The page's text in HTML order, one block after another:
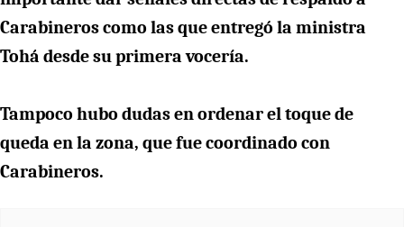
Carabineros como las que entregó la ministra
Tohá desde su primera vocería.
Tampoco hubo dudas en ordenar el toque de
queda en la zona, que fue coordinado con
Carabineros.